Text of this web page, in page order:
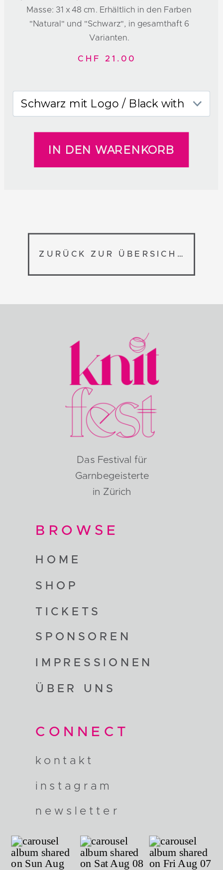
Masse: 31 x 48 cm. Erhältlich in den Farben
"Natural" und "Schwarz", in gesamthaft 6
Varianten.
CHF 21.00
ZURÜCK ZUR ÜBERSICHT
CONNECT
BROWSE
HOME
TICKETS
SHOP
kontakt
instagram
newsletter
ÜBER UNS
Das Festival für
Garnbegeisterte
in Zürich
IMPRESSIONEN
SPONSOREN